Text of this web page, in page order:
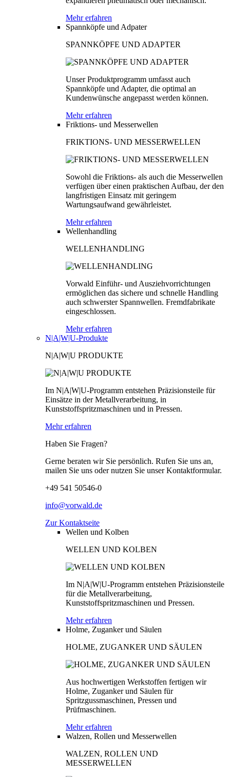
Mehr erfahren
Spannköpfe und Adpater
SPANNKÖPFE UND ADAPTER
Unser Produktprogramm umfasst auch
Spannköpfe und Adapter, die optimal an
Kundenwünsche angepasst werden können.
Mehr erfahren
Friktions- und Messerwellen
FRIKTIONS- UND MESSERWELLEN
Sowohl die Friktions- als auch die Messerwellen
verfügen über einen praktischen Aufbau, der den
langfristigen Einsatz mit geringem
Wartungsaufwand gewährleistet.
Mehr erfahren
Wellenhandling
WELLENHANDLING
Vorwald Einführ- und Ausziehvorrichtungen
ermöglichen das sichere und schnelle Handling
auch schwerster Spannwellen. Fremdfabrikate
eingeschlossen.
Mehr erfahren
N|A|W|U-Produkte
N|A|W|U PRODUKTE
Im N|A|W|U-Programm entstehen Präzisionsteile für
Einsätze in der Metallverarbeitung, in
Kunststoffspritzmaschinen und in Pressen.
Mehr erfahren
Haben Sie Fragen?
Gerne beraten wir Sie persönlich. Rufen Sie uns an,
mailen Sie uns oder nutzen Sie unser Kontaktformular.
+49 541 50546-0
info@vorwald.de
Zur Kontaktseite
Wellen und Kolben
WELLEN UND KOLBEN
Im N|A|W|U-Programm entstehen Präzisionsteile
für die Metallverarbeitung,
Kunststoffspritzmaschinen und Pressen.
Mehr erfahren
Holme, Zuganker und Säulen
HOLME, ZUGANKER UND SÄULEN
Aus hochwertigen Werkstoffen fertigen wir
Holme, Zuganker und Säulen für
Spritzgussmaschinen, Pressen und
Prüfmaschinen.
Mehr erfahren
Walzen, Rollen und Messerwellen
WALZEN, ROLLEN UND
MESSERWELLEN